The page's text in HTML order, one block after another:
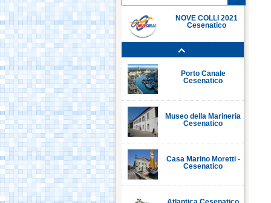
NOVE COLLI 2021
Cesenatico
Porto Canale
Cesenatico
Museo della Marineria
Cesenatico
Casa Marino Moretti -
Cesenatico